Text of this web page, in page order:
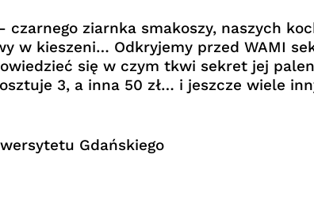
ziarnka smakoszy, naszych
w kieszeni… Odkryjemy przed WAMI
się w czym tkwi sekret jej
3, a inna 50 zł… i jeszcze wiele
Gdańskiego